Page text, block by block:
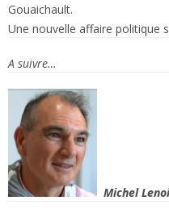
Gouaichault.
Une nouvelle affaire politique
A suivre…
Michel